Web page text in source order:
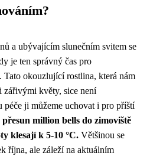
a ubývajícím slunečním svitem se
je ten správný čas pro
okouzlující rostlina, která nám
zářivými květy, sice není
péče ji můžeme uchovat i pro příští
million bells do zimoviště
klesají k 5-10 °C. Většinou se
října, ale záleží na aktuálním